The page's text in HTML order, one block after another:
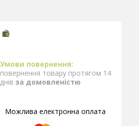
повернення товару протягом 14
днів за домовленістю